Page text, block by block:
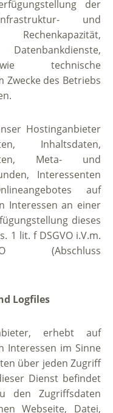
der
und
technische
Zwecke des Betriebs
Hostinganbieter
Inhaltsdaten,
Meta- und
Interessenten
auf
Interessen an einer
dieses
1 lit. f DSGVO i.V.m.
Logfiles
erhebt auf
Interessen im Sinne
über jeden Zugriff
Dienst befindet
den Zugriffsdaten
Webseite, Datei,